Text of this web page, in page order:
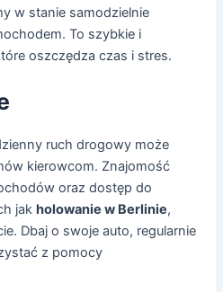
w stanie samodzielnie
To szybkie i
oszczędza czas i stres.
ruch drogowy może
kierowcom. Znajomość
oraz dostęp do
jakholowanie w Berlinie,
Dbaj o swoje auto, regularnie
z pomocy